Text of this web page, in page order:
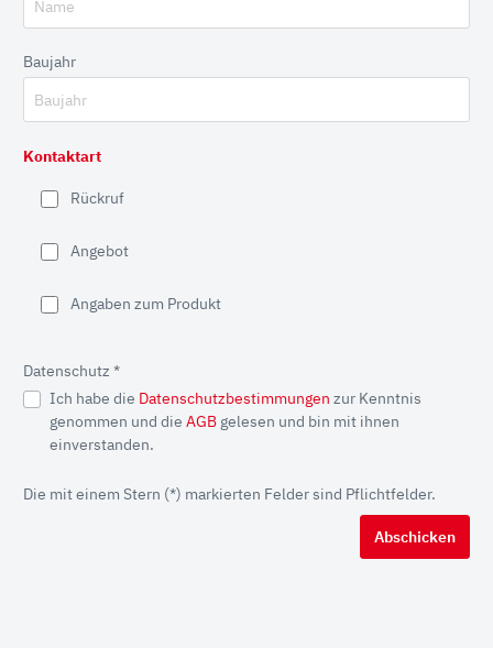
Baujahr
Kontaktart
Rückruf
Angebot
Angaben zum Produkt
Datenschutz *
Ich habe die Datenschutzbestimmungen zur Kenntnis
genommen und die AGB gelesen und bin mit ihnen
einverstanden.
Die mit einem Stern (*) markierten Felder sind Pflichtfelder.
Abschicken